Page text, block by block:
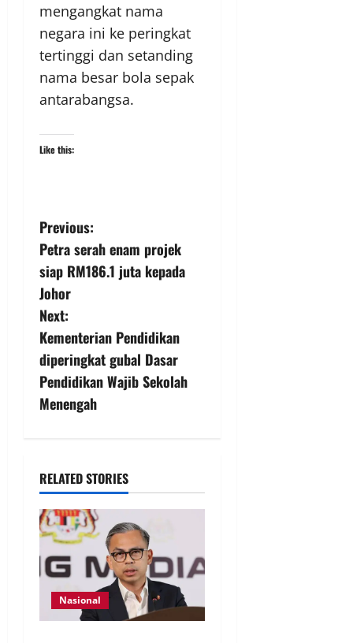
mengangkat nama
negara ini ke peringkat
tertinggi dan setanding
nama besar bola sepak
antarabangsa.
Like this:
Previous:
Petra serah enam projek
siap RM186.1 juta kepada
Johor
Next:
Kementerian Pendidikan
diperingkat gubal Dasar
Pendidikan Wajib Sekolah
Menengah
RELATED STORIES
Nasional